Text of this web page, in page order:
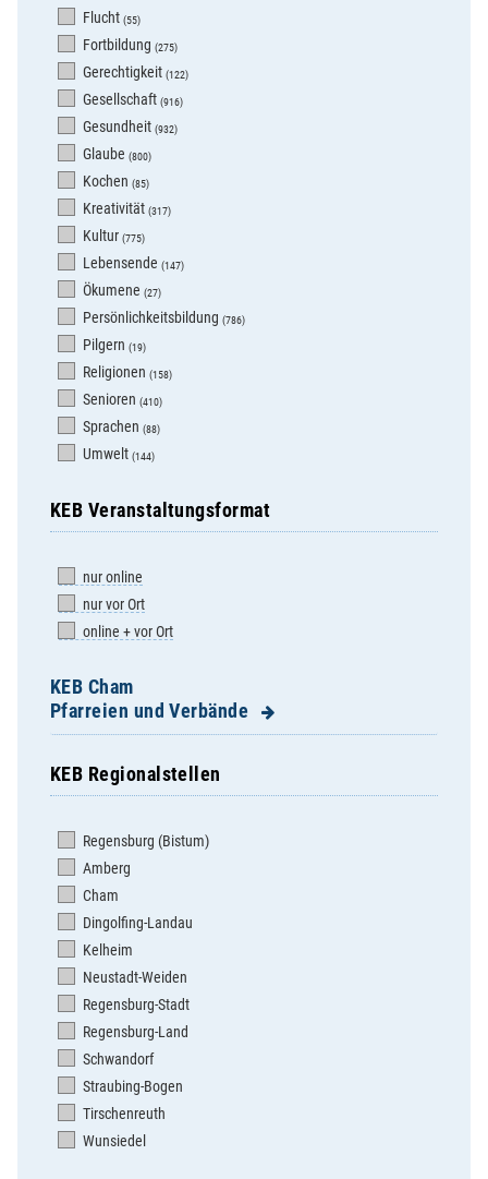
Flucht (55)
Fortbildung (275)
Gerechtigkeit (122)
Gesellschaft (916)
Gesundheit (932)
Glaube (800)
Kochen (85)
Kreativität (317)
Kultur (775)
Lebensende (147)
Ökumene (27)
Persönlichkeitsbildung (786)
Pilgern (19)
Religionen (158)
Senioren (410)
Sprachen (88)
Umwelt (144)
KEB Veranstaltungsformat
nur online
nur vor Ort
online + vor Ort
KEB Cham
Pfarreien und Verbände
Arnschwang - St. Martin
Arrach - St. Valentin
Ast - Zu unserer lieben Frau
Bad Kötzting - St.Mariä Himmelfahrt
Cham - Kolpingsfamilie
Cham - St. Jakob
Cham - St. Josef
Chamerau - St. Peter und Paul
Chammünster - St.Mariä Himmelfahrt
Dalking - St. Peter und Paul
Döfering - St. Ägidius
KEB Regionalstellen
Regensburg (Bistum)
Amberg
Cham
Dingolfing-Landau
Kelheim
Neustadt-Weiden
Regensburg-Stadt
Regensburg-Land
Schwandorf
Straubing-Bogen
Tirschenreuth
Wunsiedel